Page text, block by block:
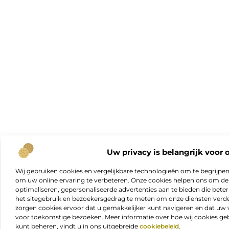
Uw privacy is belangrijk voor
Wij gebruiken cookies en vergelijkbare technologieën om te
om uw online ervaring te verbeteren. Onze cookies helpen ons om
optimaliseren, gepersonaliseerde advertenties aan te bieden die
het sitegebruik en bezoekersgedrag te meten om onze diensten
zorgen cookies ervoor dat u gemakkelijker kunt navigeren en dat
voor toekomstige bezoeken. Meer informatie over hoe wij cookies
kunt beheren, vindt u in ons uitgebreide cookiebeleid.